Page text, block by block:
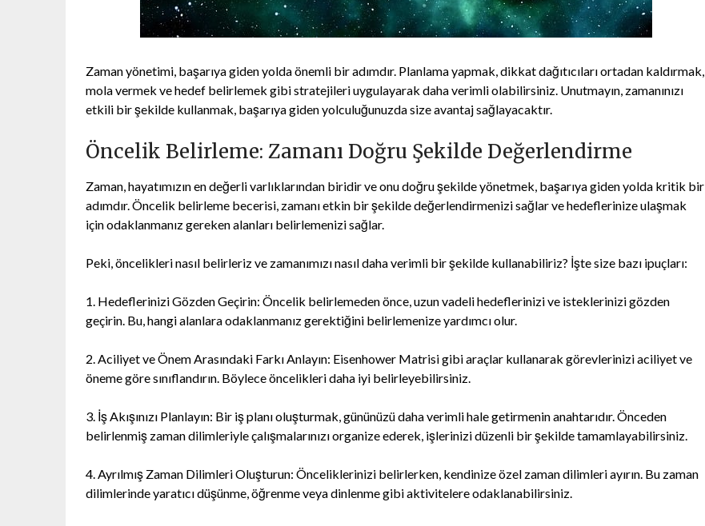
Zaman yönetimi, başarıya giden yolda önemli bir adımdır. Planlama yapmak, dikkat dağıtıcıları ortadan kaldırmak,
mola vermek ve hedef belirlemek gibi stratejileri uygulayarak daha verimli olabilirsiniz. Unutmayın, zamanınızı
etkili bir şekilde kullanmak, başarıya giden yolculuğunuzda size avantaj sağlayacaktır.
Öncelik Belirleme: Zamanı Doğru Şekilde Değerlendirme
Zaman, hayatımızın en değerli varlıklarından biridir ve onu doğru şekilde yönetmek, başarıya giden yolda kritik bir
adımdır. Öncelik belirleme becerisi, zamanı etkin bir şekilde değerlendirmenizi sağlar ve hedeflerinize ulaşmak
için odaklanmanız gereken alanları belirlemenizi sağlar.
Peki, öncelikleri nasıl belirleriz ve zamanımızı nasıl daha verimli bir şekilde kullanabiliriz? İşte size bazı ipuçları:
1. Hedeflerinizi Gözden Geçirin: Öncelik belirlemeden önce, uzun vadeli hedeflerinizi ve isteklerinizi gözden
geçirin. Bu, hangi alanlara odaklanmanız gerektiğini belirlemenize yardımcı olur.
2. Aciliyet ve Önem Arasındaki Farkı Anlayın: Eisenhower Matrisi gibi araçlar kullanarak görevlerinizi aciliyet ve
öneme göre sınıflandırın. Böylece öncelikleri daha iyi belirleyebilirsiniz.
3. İş Akışınızı Planlayın: Bir iş planı oluşturmak, gününüzü daha verimli hale getirmenin anahtarıdır. Önceden
belirlenmiş zaman dilimleriyle çalışmalarınızı organize ederek, işlerinizi düzenli bir şekilde tamamlayabilirsiniz.
4. Ayrılmış Zaman Dilimleri Oluşturun: Önceliklerinizi belirlerken, kendinize özel zaman dilimleri ayırın. Bu zaman
dilimlerinde yaratıcı düşünme, öğrenme veya dinlenme gibi aktivitelere odaklanabilirsiniz.